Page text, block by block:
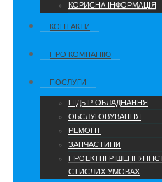
КОРИСНА ІНФОРМАЦІЯ
КОНТАКТИ
ПРО КОМПАНІЮ
ПОСЛУГИ
ПІДБІР ОБЛАДНАННЯ
ОБСЛУГОВУВАННЯ
РЕМОНТ
ЗАПЧАСТИНИ
ПРОЕКТНІ РІШЕННЯ
СТИСЛИХ УМОВАХ